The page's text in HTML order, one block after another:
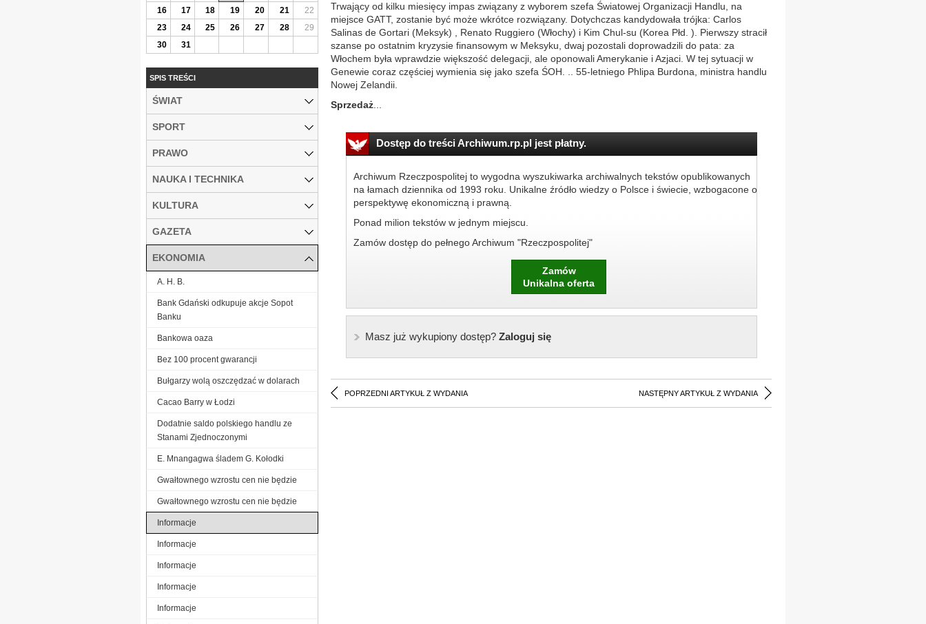
Trwający od kilku miesięcy impas związany z wyborem szefa Światowej Organizacji Handlu, na
miejsce GATT, zostanie być może wkrótce rozwiązany. Dotychczas kandydowała trójka: Carlos
Salinas de Gortari (Meksyk) , Renato Ruggiero (Włochy) i Kim Chul-su (Korea Płd. ). Pierwszy stracił
szanse po ostatnim kryzysie finansowym w Meksyku, dwaj pozostali doprowadzili do pata: za
Włochem była wprawdzie większość delegacji, ale oponowali Amerykanie i Azjaci. W tej sytuacji w
Genewie coraz częściej wymienia się jako szefa ŚOH. .. 55-letniego Phlipa Burdona, ministra handlu
Nowej Zelandii.
Sprzedaż
Dostęp do treści Archiwum.rp.pl jest płatny.
Archiwum Rzeczpospolitej to wygodna wyszukiwarka archiwalnych tekstów opublikowanych
na łamach dziennika od 1993 roku. Unikalne źródło wiedzy o Polsce i świecie, wzbogacone o
perspektywę ekonomiczną i prawną.
Ponad milion tekstów w jednym miejscu.
Zamów dostęp do pełnego Archiwum "Rzeczpospolitej"
Zamów
Unikalna oferta
Masz już wykupiony dostęp?Zaloguj się
POPRZEDNI ARTYKUŁ Z WYDANIA NASTĘPNY ARTYKUŁ Z WYDANIA
16
17 18 19 20 21
22
23
24 25 26 27 28
29
30
31
SPIS TREŚCI
ŚWIAT
SPORT
PRAWO
NAUKA I TECHNIKA
KULTURA
GAZETA
EKONOMIA
A. H. B.
Bank Gdański odkupuje akcje Sopot
Banku
Bankowa oaza
Bez 100 procent gwarancji
Bułgarzy wolą oszczędzać w dolarach
Cacao Barry w Łodzi
Dodatnie saldo polskiego handlu ze
Stanami Zjednoczonymi
E. Mnangagwa śladem G. Kołodki
Gwałtownego wzrostu cen nie będzie
Gwałtownego wzrostu cen nie będzie
Informacje
Informacje
Informacje
Informacje
Informacje